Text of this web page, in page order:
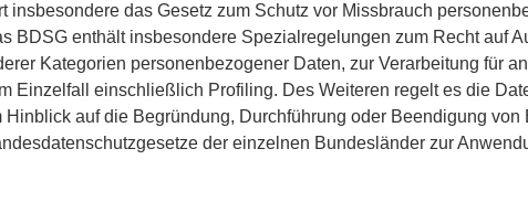
das Gesetz zum Schutz vor Missbrauch
BDSG enthält insbesondere Spezialregelungen zum Recht auf
Kategorien personenbezogener Daten, zur Verarbeitung für
Einzelfall einschließlich Profiling. Des Weiteren regelt es die
auf die Begründung, Durchführung oder Beendigung
der einzelnen Bundesländer zur